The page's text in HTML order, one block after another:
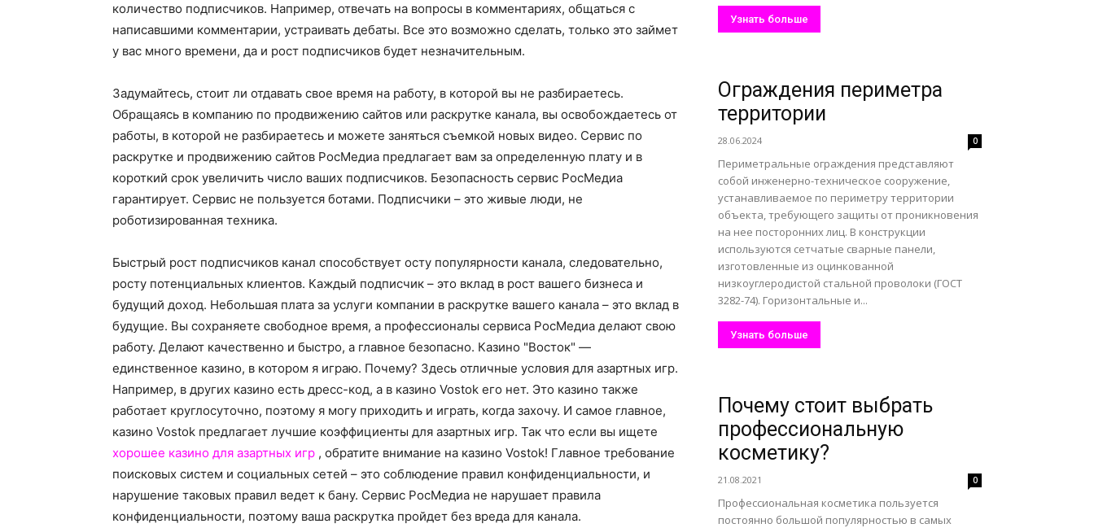
количество подписчиков. Например, отвечать на вопросы в комментариях, общаться с
написавшими комментарии, устраивать дебаты. Все это возможно сделать, только это займет
у вас много времени, да и рост подписчиков будет незначительным.
Задумайтесь, стоит ли отдавать свое время на работу, в которой вы не разбираетесь.
Обращаясь в компанию по продвижению сайтов или раскрутке канала, вы освобождаетесь от
работы, в которой не разбираетесь и можете заняться съемкой новых видео. Сервис по
раскрутке и продвижению сайтов РосМедиа предлагает вам за определенную плату и в
короткий срок увеличить число ваших подписчиков. Безопасность сервис РосМедиа
гарантирует. Сервис не пользуется ботами. Подписчики – это живые люди, не
роботизированная техника.
Быстрый рост подписчиков канал способствует осту популярности канала, следовательно,
росту потенциальных клиентов. Каждый подписчик – это вклад в рост вашего бизнеса и
будущий доход. Небольшая плата за услуги компании в раскрутке вашего канала – это вклад в
будущие. Вы сохраняете свободное время, а профессионалы сервиса РосМедиа делают свою
работу. Делают качественно и быстро, а главное безопасно. Казино "Восток" —
единственное казино, в котором я играю. Почему? Здесь отличные условия для азартных игр.
Например, в других казино есть дресс-код, а в казино Vostok его нет. Это казино также
работает круглосуточно, поэтому я могу приходить и играть, когда захочу. И самое главное,
казино Vostok предлагает лучшие коэффициенты для азартных игр. Так что если вы ищете
хорошее казино для азартных игр , обратите внимание на казино Vostok! Главное требование
поисковых систем и социальных сетей – это соблюдение правил конфиденциальности, и
нарушение таковых правил ведет к бану. Сервис РосМедиа не нарушает правила
конфиденциальности, поэтому ваша раскрутка пройдет без вреда для канала.
Узнать больше
Ограждения периметра
территории
28.06.2024 0
Периметральные ограждения представляют
собой инженерно-техническое сооружение,
устанавливаемое по периметру территории
объекта, требующего защиты от проникновения
на нее посторонних лиц. В конструкции
используются сетчатые сварные панели,
изготовленные из оцинкованной
низкоуглеродистой стальной проволоки (ГОСТ
3282-74). Горизонтальные и...
Узнать больше
Почему стоит выбрать
профессиональную
косметику?
21.08.2021 0
Профессиональная косметика пользуется
постоянно большой популярностью в самых